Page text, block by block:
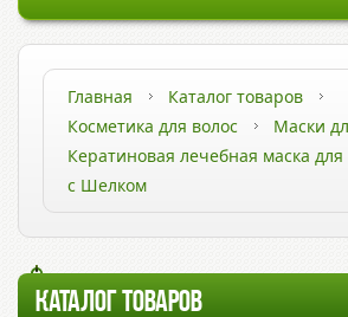
Главная
Каталог товаров
Косметика для волос
Маски
Кератиновая лечебная маска для
с Шелком
КАТАЛОГ ТОВАРОВ